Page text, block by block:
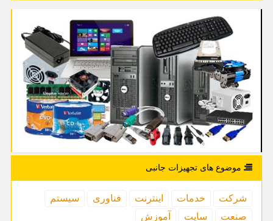
موضوع های تجهیزات جانبی
شركت خدمات اینترنت فناوری
سیستم
صنعت
سایت آموزش